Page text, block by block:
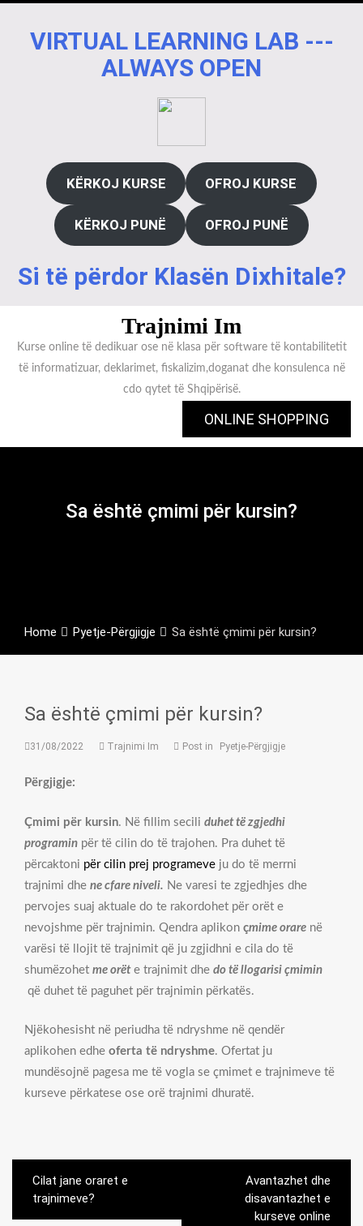
VIRTUAL LEARNING LAB ---
ALWAYS OPEN
KËRKOJ KURSE OFROJ KURSE
KËRKOJ PUNË OFROJ PUNË
Si të përdor Klasën Dixhitale?
Trajnimi Im
Kurse online të dedikuar ose në klasa për software të kontabilitetit
të informatizuar, deklarimet, fiskalizim,doganat dhe konsulenca në
cdo qytet të Shqipërisë.
ONLINE SHOPPING
Sa është çmimi për kursin?
Home Pyetje-Përgjigje Sa është çmimi për kursin?
Sa është çmimi për kursin?
31/08/2022 Trajnimi Im Post in Pyetje-Përgjigje
Përgjigje:
Çmimi për kursin. Në fillim secili duhet të zgjedhi
programin për të cilin do të trajohen. Pra duhet të
përcaktoni për cilin prej programeve ju do të merrni
trajnimi dhe ne cfare niveli. Ne varesi te zgjedhjes dhe
pervojes suaj aktuale do te rakordohet për orët e
nevojshme për trajnimin. Qendra aplikon çmime orare në
varësi të llojit të trajnimit që ju zgjidhni e cila do të
shumëzohet me orëte trajnimit dhe do të llogarisi çmimin
që duhet të paguhet për trajnimin përkatës.
Njëkohesisht në periudha të ndryshme në qendër
aplikohen edhe oferta të ndryshme. Ofertat ju
mundësojnë pagesa me të vogla se çmimet e trajnimeve të
kurseve përkatese ose orë trajnimi dhuratë.
Post
navigation
Cilat jane oraret e
trajnimeve?
Avantazhet dhe
disavantazhet e
kurseve online